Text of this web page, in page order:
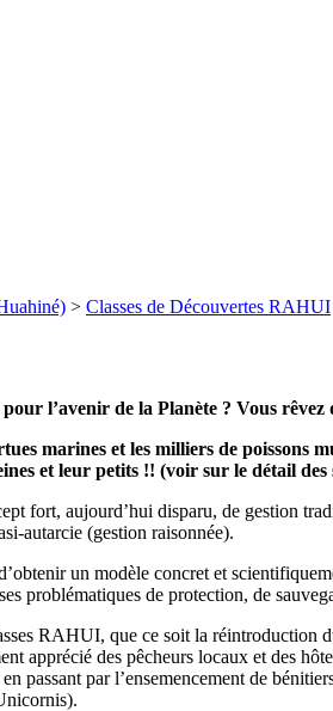
> Classes de Découvertes RAHUI
l’avenir de la Planète ? Vous rêvez
marines et les milliers de poissons
et leur petits !! (voir sur le détail des
fort, aujourd’hui disparu, de gestion
autarcie (gestion raisonnée).
un modèle concret et
problématiques de protection, de
RAHUI, que ce soit la réintroduction
apprécié des pêcheurs locaux et des
passant par l’ensemencement de